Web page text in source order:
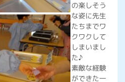
の楽しそう
な姿に先生
たちまでワ
クワクして
しまいまし
た♪
素敵な経験
ができた一